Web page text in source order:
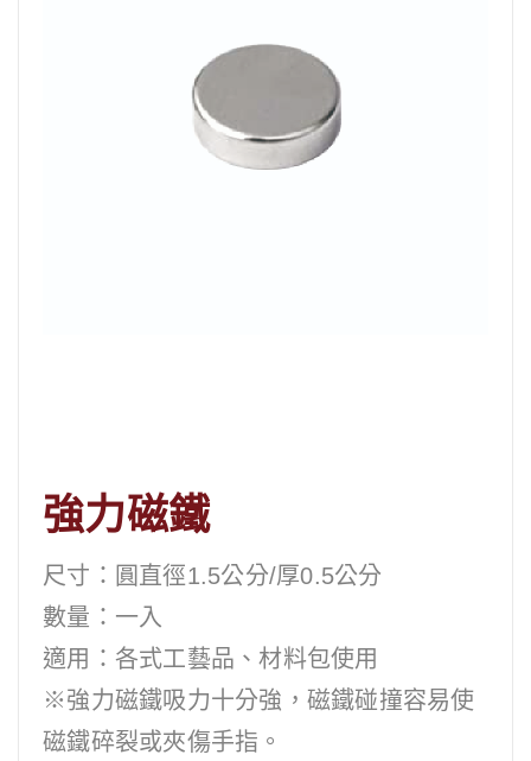
強力磁鐵
尺寸：圓直徑1.5公分/厚0.5公分
數量：一入
適用：各式工藝品、材料包使用
※強力磁鐵吸力十分強，磁鐵碰撞容易使
磁鐵碎裂或夾傷手指。